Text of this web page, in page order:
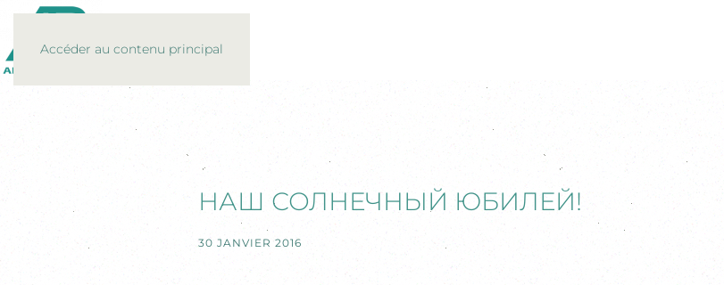
Accéder au contenu principal
НАШ СОЛНЕЧНЫЙ ЮБИЛЕЙ!
30 JANVIER 2016